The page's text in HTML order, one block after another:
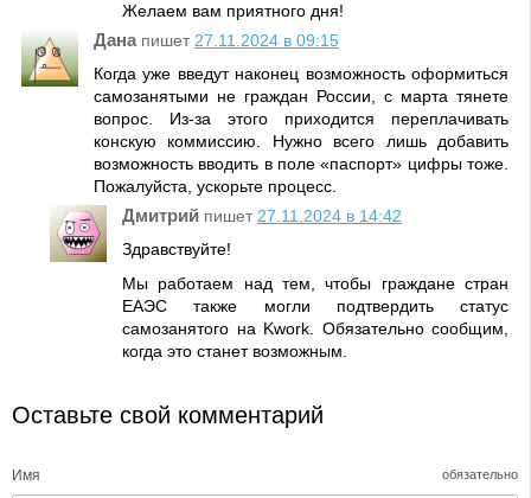
Желаем вам приятного дня!
Дана пишет 27.11.2024 в 09:15
Когда уже введут наконец возможность оформиться
самозанятыми не граждан России, с марта тянете
вопрос. Из-за этого приходится переплачивать
конскую коммиссию. Нужно всего лишь добавить
возможность вводить в поле «паспорт» цифры тоже.
Пожалуйста, ускорьте процесс.
Дмитрий пишет 27.11.2024 в 14:42
Здравствуйте!
Мы работаем над тем, чтобы граждане стран
ЕАЭС также могли подтвердить статус
самозанятого на Kwork. Обязательно сообщим,
когда это станет возможным.
Оставьте свой комментарий
Имя обязательно